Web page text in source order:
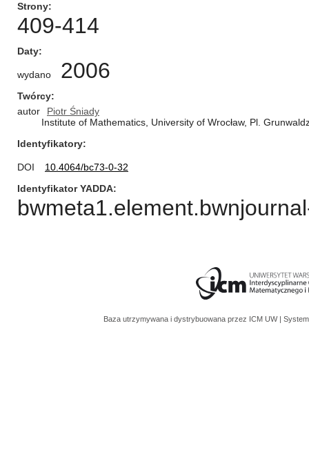
Strony
409-414
Daty
wydano 2006
Twórcy
autor
Piotr Śniady
Institute of Mathematics, University of Wrocław, Pl.
Identyfikatory
DOI
10.4064/bc73-0-32
Identyfikator YADDA
Baza utrzymywana i dystrybuowana przez ICM UW |